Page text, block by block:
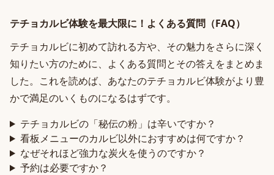
テチョカルビ体験を最大限に！よくある質問（FAQ）
テチョカルビに初めて訪れる方や、その魅力をさらに深く
知りたい方のために、よくある質問とその答えをまとめま
した。これを読めば、あなたのテチョカルビ体験がより豊
かで満足のいくものになるはずです。
テチョカルビの「秘伝の粉」は辛いですか？
看板メニューのカルビ以外におすすめは何ですか？
なぜそれほど強力な炭火を使うのですか？
予約は必要ですか？